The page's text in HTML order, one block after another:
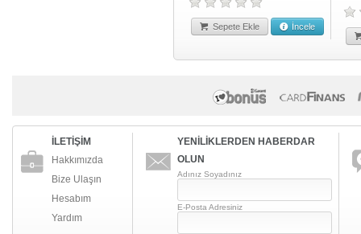
Sepete Ekle İncele
İLETİŞİM
Hakkımızda
Bize Ulaşın
Hesabım
Yardım
YENİLİKLERDEN HABERDAR
OLUN
Adınız Soyadınız
E-Posta Adresiniz